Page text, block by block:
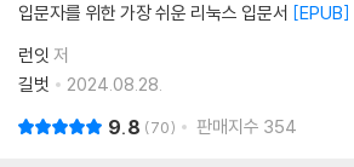
입문자를 위한 가장 쉬운 리눅스 입문서 EPUB
런잇 저
길벗
2024.08.28.
9.8 70 판매지수 354